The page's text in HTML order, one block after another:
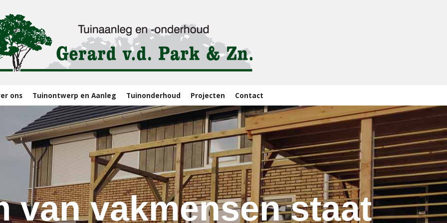
ons Tuinontwerp en Aanleg Tuinonderhoud Projecten Contact
van vakmensen staat